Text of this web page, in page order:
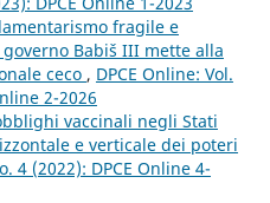
fragile e
Babiš III mette alla
ceco , DPCE Online: Vol.
2-2026
vaccinali negli Stati
e verticale dei poteri
4 (2022): DPCE Online 4-